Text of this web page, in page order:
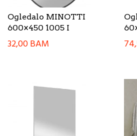
Ogledalo MINOTTI
600×450 1005 I
32,00BAM